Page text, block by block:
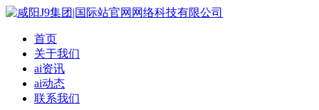
首页
关于我们
ai资讯
ai动态
联系我们